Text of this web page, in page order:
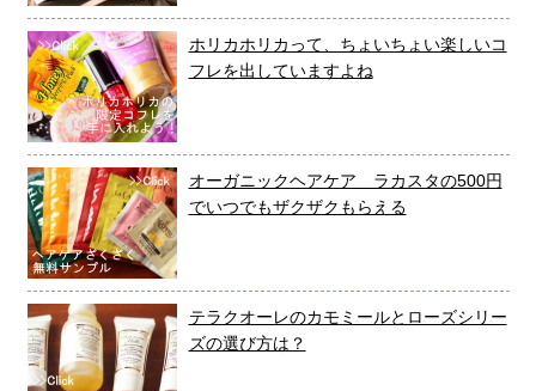
ホリカホリカって、ちょいちょい楽しいコ
フレを出していますよね
オーガニックヘアケア ラカスタの500円
でいつでもザクザクもらえる
テラクオーレのカモミールとローズシリー
ズの選び方は？